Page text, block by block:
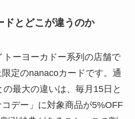
とどこが違うのか
トーヨーカドー系列の店舗で
定のnanacoカードです。通
最大の違いは、毎月15日と
デー」に対象商品が5%OFF